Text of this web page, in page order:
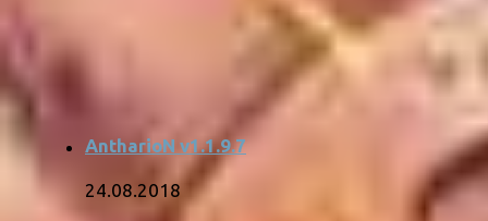
AntharioN v1.1.9.7
24.08.2018